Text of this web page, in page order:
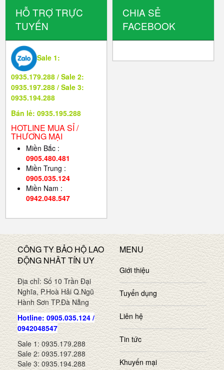
HỖ TRỢ TRỰC
TUYẾN
Sale 1:
0935.179.288 / Sale 2:
0935.197.288 / Sale 3:
0935.194.288
Bán lẻ: 0935.195.288
HOTLINE MUA SỈ /
THƯƠNG MẠI
Miền Bắc :
0905.480.481
Miền Trung :
0905.035.124
Miền Nam :
0942.048.547
CHIA SẺ
FACEBOOK
CÔNG TY BẢO HỘ LAO
ĐỘNG NHÂT TÍN UY
Địa chỉ: Số 10 Trần Đại
Nghĩa, P.Hoà Hải Q.Ngũ
Hành Sơn TP.Đà Nẵng
Hotline: 0905.035.124 /
0942048547
Sale 1: 0935.179.288
Sale 2: 0935.197.288
Sale 3: 0935.194.288
MENU
Giới thiệu
Tuyển dụng
Liên hệ
Tin tức
Khuyến mại